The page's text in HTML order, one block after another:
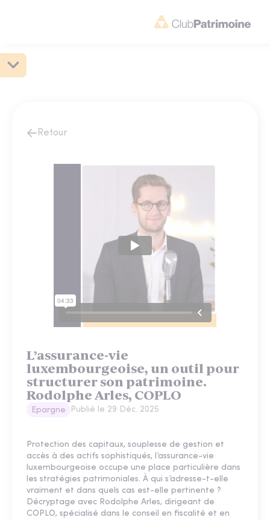
Retour
L’assurance-vie
luxembourgeoise, un outil pour
structurer son patrimoine.
Rodolphe Arles, COPLO
Epargne Publié le 29 Déc. 2025
Protection des capitaux, souplesse de gestion et
accès à des actifs sophistiqués, l’assurance-vie
luxembourgeoise occupe une place particulière dans
les stratégies patrimoniales. À qui s’adresse-t-elle
vraiment et dans quels cas est-elle pertinente ?
Décryptage avec Rodolphe Arles, dirigeant de
COPLO, spécialisé dans le conseil en fiscalité et en